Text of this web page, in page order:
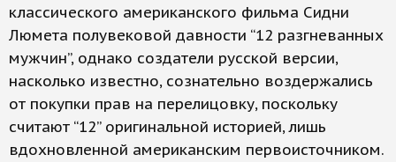
классического американского фильма Сидни
Люмета полувековой давности “12 разгневанных
мужчин”, однако создатели русской версии,
насколько известно, сознательно воздержались
от покупки прав на перелицовку, поскольку
считают “12” оригинальной историей, лишь
вдохновленной американским первоисточником.